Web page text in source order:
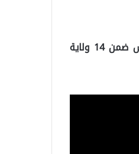
التعميم نص على اجبارية الحصول على موعد مسبق عبر رابط الحجز في دوائر النفوس ضمن 14 ولاية